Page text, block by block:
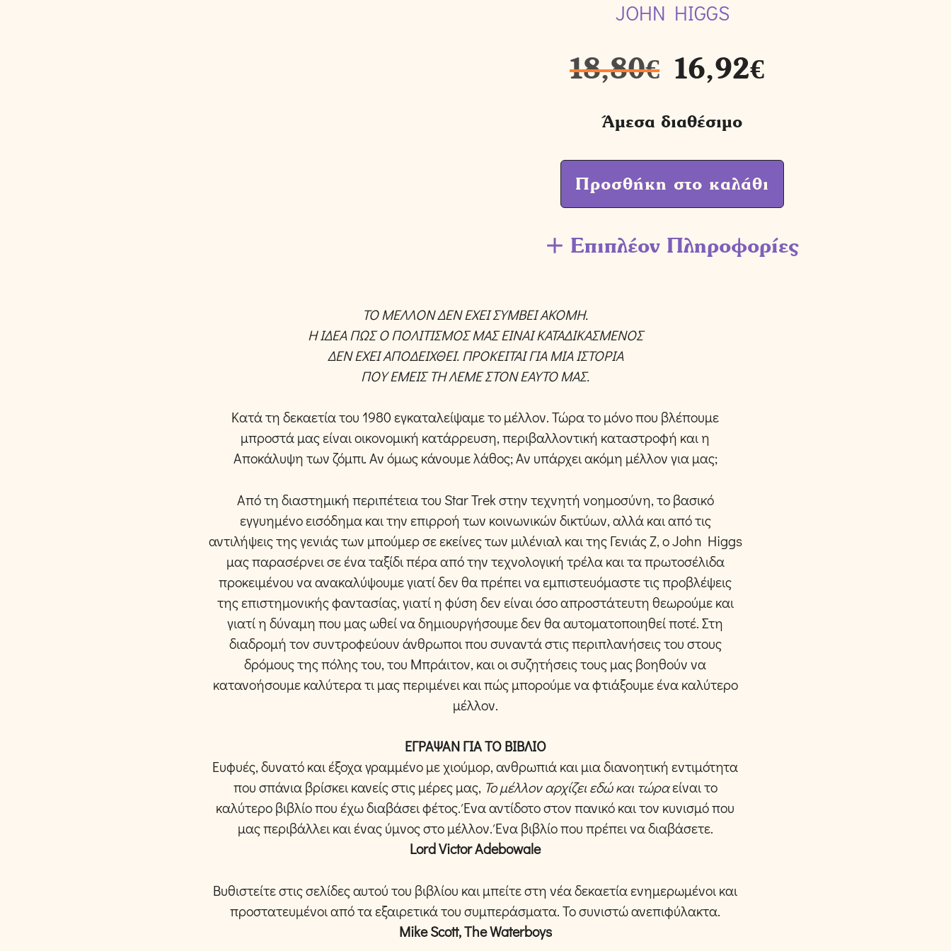
JOHN HIGGS
18,80€ 16,92€
Άμεσα διαθέσιμο
Προσθήκη στο καλάθι
Επιπλέον Πληροφορίες
ΤΟ ΜΕΛΛΟΝ ΔΕΝ ΕΧΕΙ ΣΥΜΒΕΙ ΑΚΟΜΗ.
Η ΙΔΕΑ ΠΩΣ Ο ΠΟΛΙΤΙΣΜΟΣ ΜΑΣ ΕΙΝΑΙ ΚΑΤΑΔΙΚΑΣΜΕΝΟΣ
ΔΕΝ ΕΧΕΙ ΑΠΟΔΕΙΧΘΕΙ. ΠΡΟΚΕΙΤΑΙ ΓΙΑ ΜΙΑ ΙΣΤΟΡΙΑ
ΠΟΥ ΕΜΕΙΣ ΤΗ ΛΕΜΕ ΣΤΟΝ ΕΑΥΤΟ ΜΑΣ.
Κατά τη δεκαετία του 1980 εγκαταλείψαμε το μέλλον. Τώρα το μόνο που βλέπουμε
μπροστά μας είναι οικονομική κατάρρευση, περιβαλλοντική καταστροφή και η
Αποκάλυψη των ζόμπι. Αν όμως κάνουμε λάθος; Αν υπάρχει ακόμη μέλλον για μας;
Από τη διαστημική περιπέτεια του Star Trek στην τεχνητή νοημοσύνη, το βασικό
εγγυημένο εισόδημα και την επιρροή των κοινωνικών δικτύων, αλλά και από τις
αντιλήψεις της γενιάς των μπούμερ σε εκείνες των μιλένιαλ και της Γενιάς Ζ, ο John Higgs
μας παρασέρνει σε ένα ταξίδι πέρα από την τεχνολογική τρέλα και τα πρωτοσέλιδα
προκειμένου να ανακαλύψουμε γιατί δεν θα πρέπει να εμπιστευόμαστε τις προβλέψεις
της επιστημονικής φαντασίας, γιατί η φύση δεν είναι όσο απροστάτευτη θεωρούμε και
γιατί η δύναμη που μας ωθεί να δημιουργήσουμε δεν θα αυτοματοποιηθεί ποτέ. Στη
διαδρομή τον συντροφεύουν άνθρωποι που συναντά στις περιπλανήσεις του στους
δρόμους της πόλης του, του Μπράιτον, και οι συζητήσεις τους μας βοηθούν να
κατανοήσουμε καλύτερα τι μας περιμένει και πώς μπορούμε να φτιάξουμε ένα καλύτερο
μέλλον.
ΕΓΡΑΨΑΝ ΓΙΑ ΤΟ ΒΙΒΛΙΟ
Ευφυές, δυνατό και έξοχα γραμμένο με χιούμορ, ανθρωπιά και μια διανοητική εντιμότητα
που σπάνια βρίσκει κανείς στις μέρες μας, Το μέλλον αρχίζει εδώ και τώραείναι το
καλύτερο βιβλίο που έχω διαβάσει φέτος. Ένα αντίδοτο στον πανικό και τον κυνισμό που
μας περιβάλλει και ένας ύμνος στο μέλλον. Ένα βιβλίο που πρέπει να διαβάσετε.
Lord Victor Adebowale
Βυθιστείτε στις σελίδες αυτού του βιβλίου και μπείτε στη νέα δεκαετία ενημερωμένοι και
προστατευμένοι από τα εξαιρετικά του συμπεράσματα. Το συνιστώ ανεπιφύλακτα.
Mike Scott, The Waterboys